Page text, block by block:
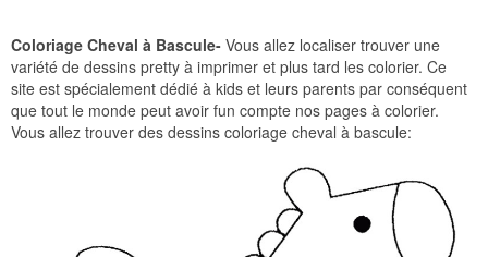
Coloriage Cheval à Bascule- Vous allez localiser trouver une
variété de dessins pretty à imprimer et plus tard les colorier. Ce
site est spécialement dédié à kids et leurs parents par conséquent
que tout le monde peut avoir fun compte nos pages à colorier.
Vous allez trouver des dessins coloriage cheval à bascule: